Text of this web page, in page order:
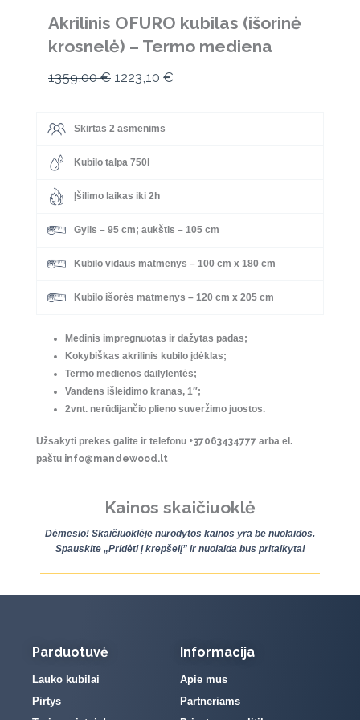
Akrilinis OFURO kubilas (išorinė
krosnelė) – Termo mediena
1359,00€ Original
was:
1223,10 €
Skirtas 2 asmenims
Kubilo talpa 750l
Įšilimo laikas iki 2h
Gylis – 95 cm; aukštis – 105 cm
Kubilo vidaus matmenys – 100 cm x 180 cm
Kubilo išorės matmenys – 120 cm x 205 cm
Medinis impregnuotas ir dažytas padas;
Kokybiškas akrilinis kubilo įdėklas;
Termo medienos dailylentės;
Vandens išleidimo kranas, 1″;
2vnt. nerūdijančio plieno suveržimo juostos.
Užsakyti prekes galite ir telefonu +37063434777 arba el.
paštu info@mandewood.lt
Kainos skaičiuoklė
Dėmesio! Skaičiuoklėje nurodytos kainos yra be nuolaidos.
Spauskite „Pridėti į krepšelį” ir nuolaida bus pritaikyta!
Parduotuvė
Lauko kubilai
Pirtys
Informacija
Apie mus
Partneriams